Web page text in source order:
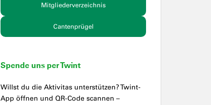
Mitgliederverzeichnis
Cantenprügel
Spende uns per Twint
Willst du die Aktivitas unterstützen? Twint-
App öffnen und QR-Code scannen –